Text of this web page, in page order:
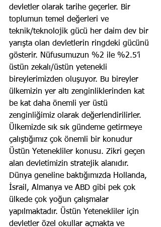
devletler olarak tarihe geçerler. Bir
toplumun temel değerleri ve
teknik/teknolojik gücü her daim dev bir
yarışta olan devletlerin ringdeki gücünü
gösterir. Nüfusumuzun %2 ile %2.5’i
üstün zekalı/üstün yetenekli
bireylerimizden oluşuyor. Bu bireyler
ülkemizin yer altı zenginliklerinden kat
be kat daha önemli yer üstü
zenginliğimiz olarak değerlendirilirler.
Ülkemizde sık sık gündeme getirmeye
çalıştığımız çok önemli bir konudur
Üstün Yetenekliler konusu. Zikri geçen
alan devletimizin stratejik alanıdır.
Dünya geneline baktığımızda Hollanda,
İsrail, Almanya ve ABD gibi pek çok
ülkede çok yoğun çalışmalar
yapılmaktadır. Üstün Yetenekliler için
devletler özel okullar açmakta ve